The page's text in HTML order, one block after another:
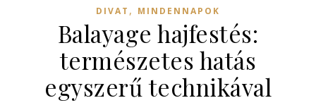
DIVAT , MINDENNAPOK
Balayage hajfestés:
természetes hatás
egyszerű technikával